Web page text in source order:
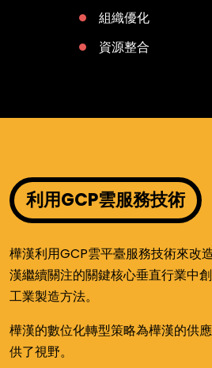
組織優化
資源整合
利用GCP雲服務技術
樺漢利用GCP雲平臺服務技術來改
漢繼續關注的關鍵核心垂直行業中
工業製造方法。
樺漢的數位化轉型策略為樺漢的供
供了視野。